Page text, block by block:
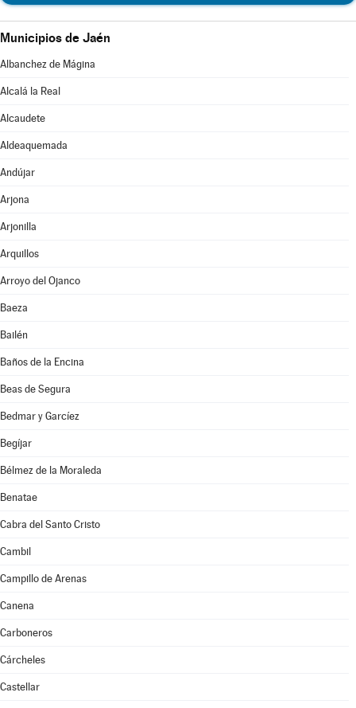
Municipios de Jaén
Albanchez de Mágina
Alcalá la Real
Alcaudete
Aldeaquemada
Andújar
Arjona
Arjonilla
Arquillos
Arroyo del Ojanco
Baeza
Bailén
Baños de la Encina
Beas de Segura
Bedmar y Garcíez
Begíjar
Bélmez de la Moraleda
Benatae
Cabra del Santo Cristo
Cambil
Campillo de Arenas
Canena
Carboneros
Cárcheles
Castellar